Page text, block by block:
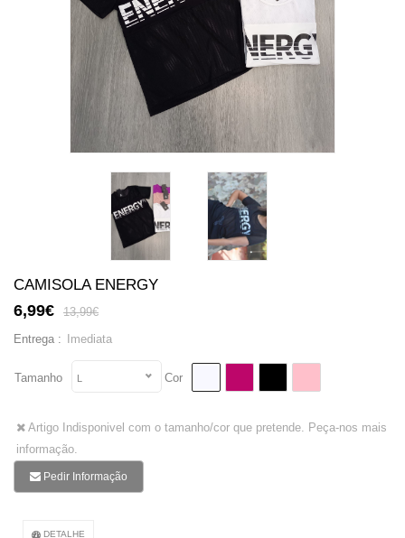
CAMISOLA ENERGY
6,99€
13,99€
Entrega :
Imediata
Tamanho Cor
Artigo Indisponivel com o tamanho/cor que pretende. Peça-nos mais
informação.
Pedir Informação
DETALHE